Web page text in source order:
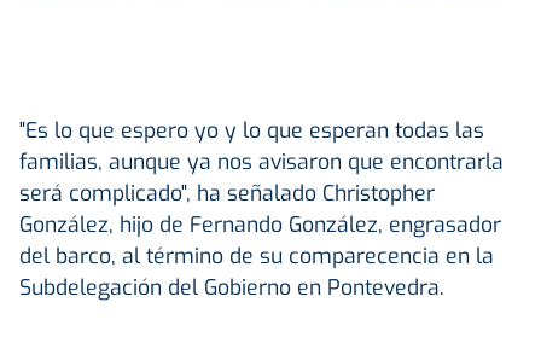
"Es lo que espero yo y lo que esperan todas las
familias, aunque ya nos avisaron que encontrarla
será complicado", ha señalado Christopher
González, hijo de Fernando González, engrasador
del barco, al término de su comparecencia en la
Subdelegación del Gobierno en Pontevedra.